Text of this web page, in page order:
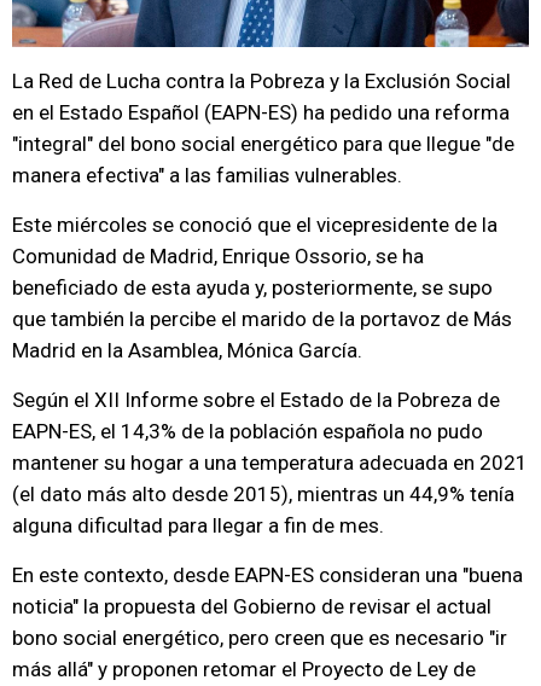
La Red de Lucha contra la Pobreza y la Exclusión Social
en el Estado Español (EAPN-ES) ha pedido una reforma
"integral" del bono social energético para que llegue "de
manera efectiva" a las familias vulnerables.
Este miércoles se conoció que el vicepresidente de la
Comunidad de Madrid, Enrique Ossorio, se ha
beneficiado de esta ayuda y, posteriormente, se supo
que también la percibe el marido de la portavoz de Más
Madrid en la Asamblea, Mónica García.
Según el XII Informe sobre el Estado de la Pobreza de
EAPN-ES, el 14,3% de la población española no pudo
mantener su hogar a una temperatura adecuada en 2021
(el dato más alto desde 2015), mientras un 44,9% tenía
alguna dificultad para llegar a fin de mes.
En este contexto, desde EAPN-ES consideran una "buena
noticia" la propuesta del Gobierno de revisar el actual
bono social energético, pero creen que es necesario "ir
más allá" y proponen retomar el Proyecto de Ley de